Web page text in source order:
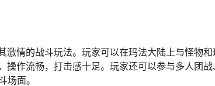
激情的战斗玩法。玩家可以在玛法大陆上与怪物
操作流畅，打击感十足。玩家还可以参与多人团
场面。